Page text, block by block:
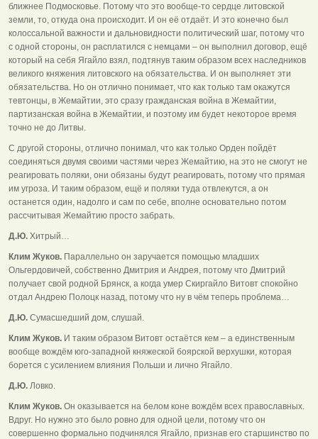
ближнее Подмосковье. Потому что это вообще-то сердце литовской
земли, то, откуда она происходит. И он её отдаёт. И это конечно был
колоссальной важности и дальновидности политический шаг, потому что
с одной стороны, он расплатился с немцами – он выполнил договор, ещё
который на себя Ягайло взял, подтянув таким образом всех наследников
великого княжения литовского на обязательства. И он выполняет эти
обязательства. Но он отлично понимает, что как только там окажутся
тевтонцы, в Жемайтии, это сразу гражданская война в Жемайтии,
партизанская война в Жемайтии, и поэтому им будет некоторое время
точно не до Литвы.
С другой стороны, отлично понимал, что как только Орден пойдёт
соединяться двумя своими частями через Жемайтию, на это не смогут не
реагировать поляки, они обязаны будут реагировать, потому что прямая
им угроза. И таким образом, ещё и поляки туда отвлекутся, а он
останется один, надолго и сам по себе, вполне основательно потом
рассчитывая Жемайтию просто забрать.
Д.Ю. Хитрый…
Клим Жуков. Параллельно он заручается помощью младших
Ольгердовичей, собственно Дмитрия и Андрея, потому что Дмитрий
получает свой родной Брянск, а когда умер Скиргайло Витовт спокойно
отдал Андрею Полоцк назад, потому что ну в чём теперь проблема…
Д.Ю. Сумасшедший дом, слушай.
Клим Жуков. И таким образом Витовт остаётся кем – а единственным
вообще вождём юго-западной княжеской боярской верхушки, которая
борется с усилением влияния Польши и лично Ягайло.
Д.Ю. Ловко.
Клим Жуков. Он оказывается на белом коне вождём всех православных.
Вдруг. Но нужно это было ровно для одной цели, потому что он
совершенно формально подчинялся Ягайло, признав его старшинство по